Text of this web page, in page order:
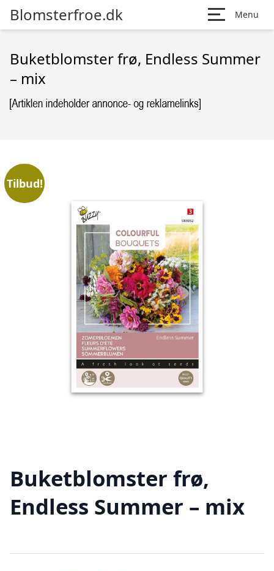
Blomsterfroe.dk Menu
Buketblomster frø, Endless Summer
– mix
Tilbud!
Buketblomster frø,
Endless Summer – mix